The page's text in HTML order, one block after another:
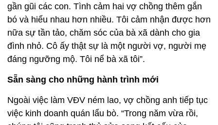
gần gũi các con. Tình cảm hai vợ chồng thêm gắn
bó và hiểu nhau hơn nhiều. Tôi cảm nhận được hơn
nữa sự tần tảo, chăm sóc của bà xã dành cho gia
đình nhỏ. Cô ấy thật sự là một người vợ, người mẹ
đáng ngưỡng mộ. Tôi nể bà xã tôi”.
Sẵn sàng cho những hành trình mới
Ngoài việc làm VĐV ném lao, vợ chồng anh tiếp tục
việc kinh doanh quán lẩu bò. “Trong năm vừa rồi,